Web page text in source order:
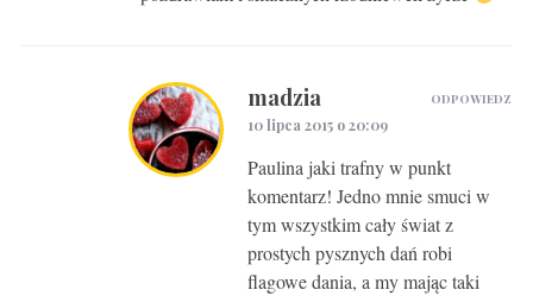
madzia
10 lipca 2015 o 20:09
Paulina jaki trafny w punkt
komentarz! Jedno mnie smuci w
tym wszystkim cały świat z
prostych pysznych dań robi
flagowe dania, a my mając taki
ODPOWIEDZ